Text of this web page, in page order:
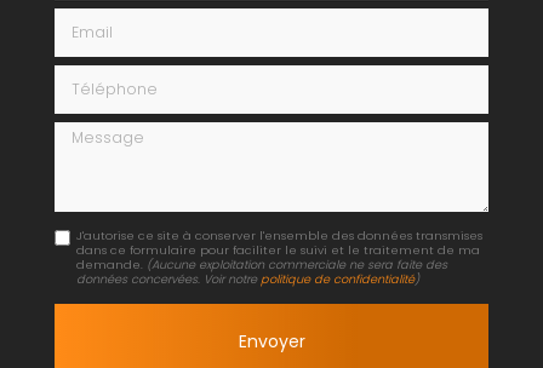
Message
J'autorise ce site à conserver l'ensemble des données transmises
dans ce formulaire pour faciliter le suivi et le traitement de ma
demande. (Aucune exploitation commerciale ne sera faite des
données concervées. Voir notrepolitique de confidentialité)